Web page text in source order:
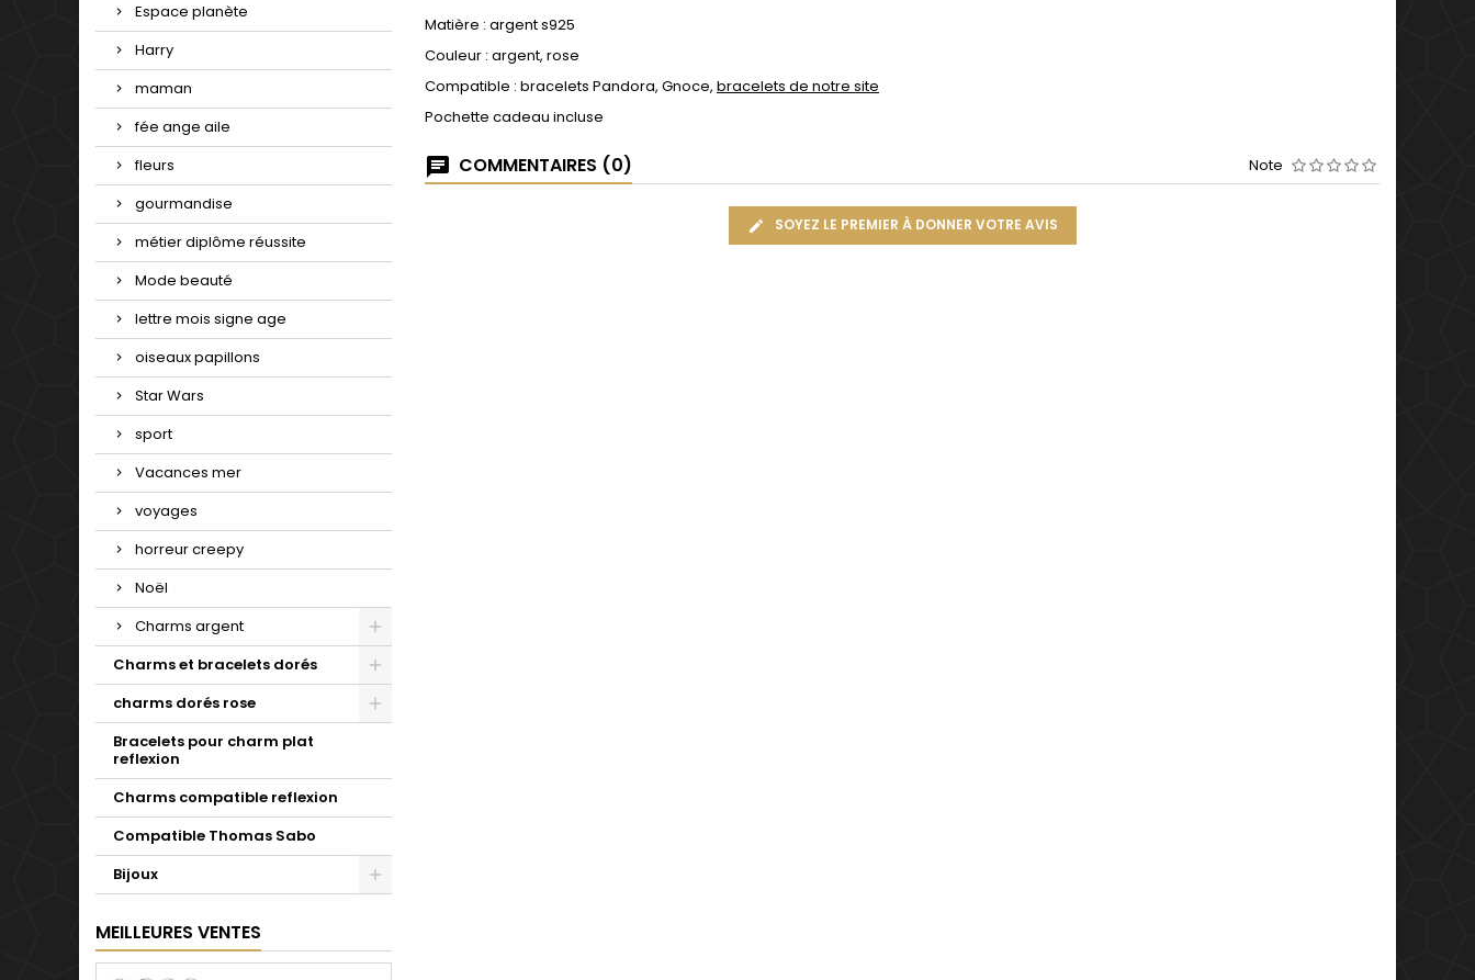
Espace planète
Harry
maman
fée ange aile
fleurs
gourmandise
métier diplôme réussite
Mode beauté
lettre mois signe age
oiseaux papillons
Star Wars
sport
Vacances mer
voyages
horreur creepy
Noël
Charms argent
Charms et bracelets dorés
charms dorés rose
Bracelets pour charm plat
reflexion
Charms compatible reflexion
Compatible Thomas Sabo
Bijoux
MEILLEURES VENTES
Matière : argent s925
Couleur : argent, rose
Compatible : bracelets Pandora, Gnoce, bracelets de notre site
Pochette cadeau incluse
COMMENTAIRES (0) Note
SOYEZ LE PREMIER À DONNER VOTRE AVIS